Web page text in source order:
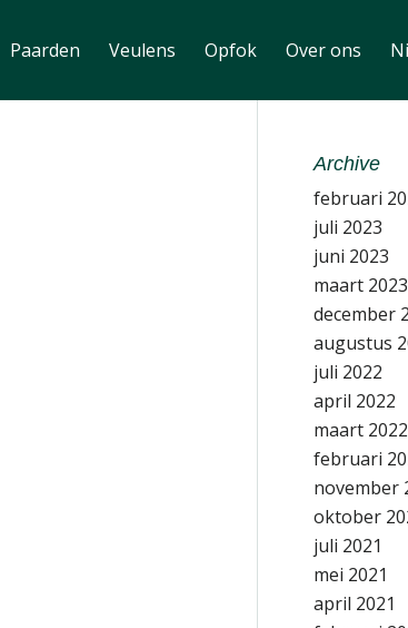
Paarden Veulens Opfok Over ons
Archive
februari
juli 2023
juni 2023
maart 2023
december
augustus
juli 2022
april 2022
maart 2022
februari
november
oktober
juli 2021
mei 2021
april 2021